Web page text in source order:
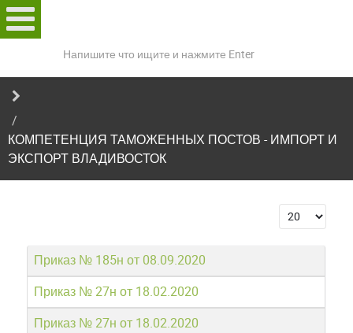
сайту
КОМПЕТЕНЦИЯ ТАМОЖЕННЫХ ПОСТОВ - ИМПОРТ И
ЭКСПОРТ ВЛАДИВОСТОК
Кол-во
Приказ № 185н от 08.09.2020
Приказ № 27н от 18.02.2020
Приказ № 27н от 18.02.2020